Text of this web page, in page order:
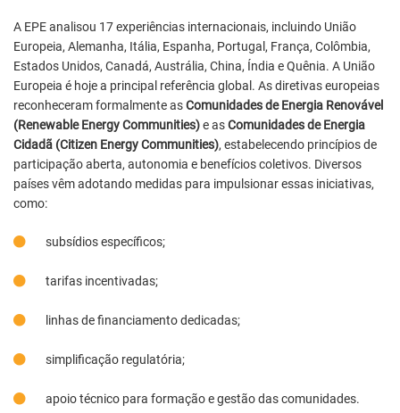
A EPE analisou 17 experiências internacionais, incluindo União
Europeia, Alemanha, Itália, Espanha, Portugal, França, Colômbia,
Estados Unidos, Canadá, Austrália, China, Índia e Quênia. A União
Europeia é hoje a principal referência global. As diretivas europeias
reconheceram formalmente asComunidades de Energia Renovável
(Renewable Energy Communities)e asComunidades de Energia
Cidadã (Citizen Energy Communities), estabelecendo princípios de
participação aberta, autonomia e benefícios coletivos. Diversos
países vêm adotando medidas para impulsionar essas iniciativas,
como:
subsídios específicos;
tarifas incentivadas;
linhas de financiamento dedicadas;
simplificação regulatória;
apoio técnico para formação e gestão das comunidades.